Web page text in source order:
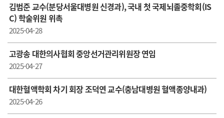
김범준 교수(분당서울대병원 신경과), 국내 첫 국제뇌졸중학회(IS
C) 학술위원 위촉
2025-04-28
고광송 대한의사협회 중앙선거관리위원장 연임
2025-04-27
대한혈액학회 차기 회장 조덕연 교수(충남대병원 혈액종양내과)
2025-04-26